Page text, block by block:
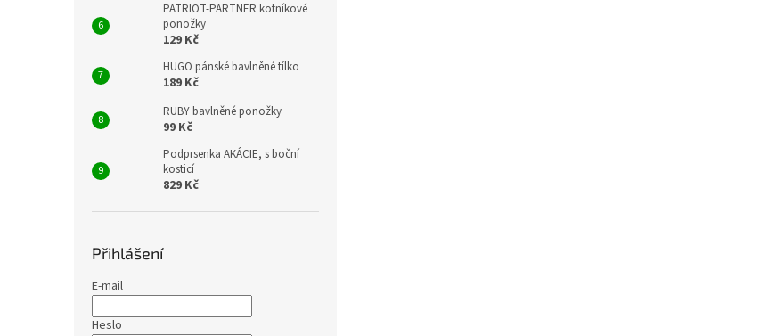
PATRIOT-PARTNER kotníkové
ponožky
129 Kč
HUGO pánské bavlněné tílko
189 Kč
RUBY bavlněné ponožky
99 Kč
Podprsenka AKÁCIE, s boční
kosticí
829 Kč
Přihlášení
E-mail
Heslo